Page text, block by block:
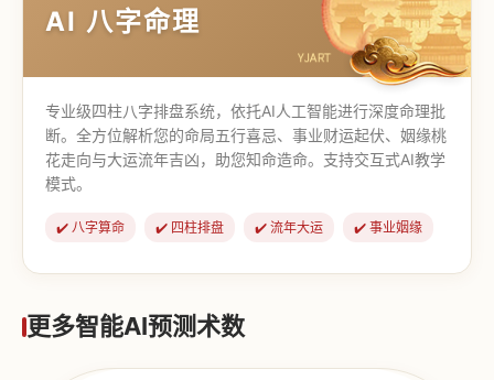
AI 八字命理
专业级四柱八字排盘系统，依托AI人工智能进行深度命理批
断。全方位解析您的命局五行喜忌、事业财运起伏、姻缘桃
花走向与大运流年吉凶，助您知命造命。支持交互式AI教学
模式。
✔️ 八字算命 ✔️ 四柱排盘 ✔️ 流年大运 ✔️ 事业姻缘
更多智能AI预测术数